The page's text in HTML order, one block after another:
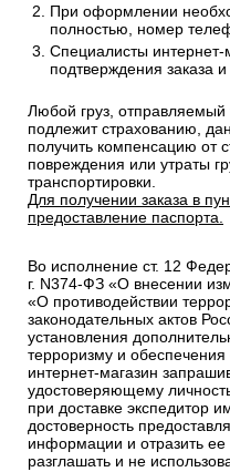
При оформлении
полностью, номер
Специалисты интернет-
подтверждения заказа
Любой груз,
подлежит страхованию,
получить компенсацию от
повреждения или утраты
транспортировки.
Для получении заказа в
предоставление паспорта.
Во исполнение ст. 12
г. N374-ФЗ «О внесении
«О противодействии
законодательных актов
установления
терроризму и
интернет-магазин
удостоверяющему
при доставке экспедитор
достоверность
информации и отразить
разглашать и не